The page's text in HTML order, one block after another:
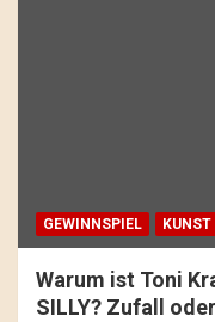
GEWINNSPIEL
Warum ist Toni
SILLY? Zufall